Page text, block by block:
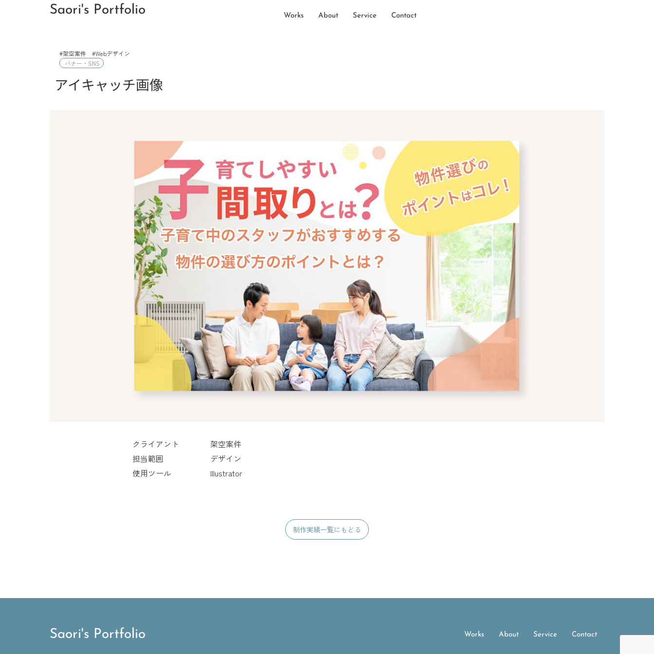
Saori's Portfolio Works About Service Contact
#架空案件 #Webデザイン
バナー・SNS
アイキャッチ画像
クライアント
架空案件
担当範囲
デザイン
使用ツール
Illustrator
制作実績一覧にもどる
Saori's Portfolio Works About Service Contact